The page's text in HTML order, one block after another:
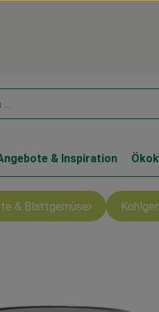
& Inspiration
& Blattgemüse